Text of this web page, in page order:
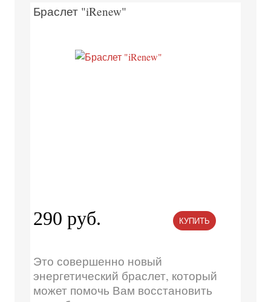
Браслет "iRenew"
290 руб. КУПИТЬ
Это совершенно новый
энергетический браслет, который
может помочь Вам восстановить